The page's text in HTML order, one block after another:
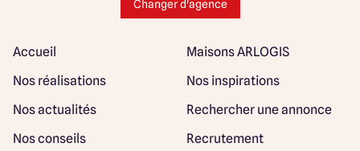
Changer d'agence
Accueil
Maisons ARLOGIS
Nos réalisations
Nos inspirations
Nos actualités
Rechercher une annonce
Nos conseils
Recrutement